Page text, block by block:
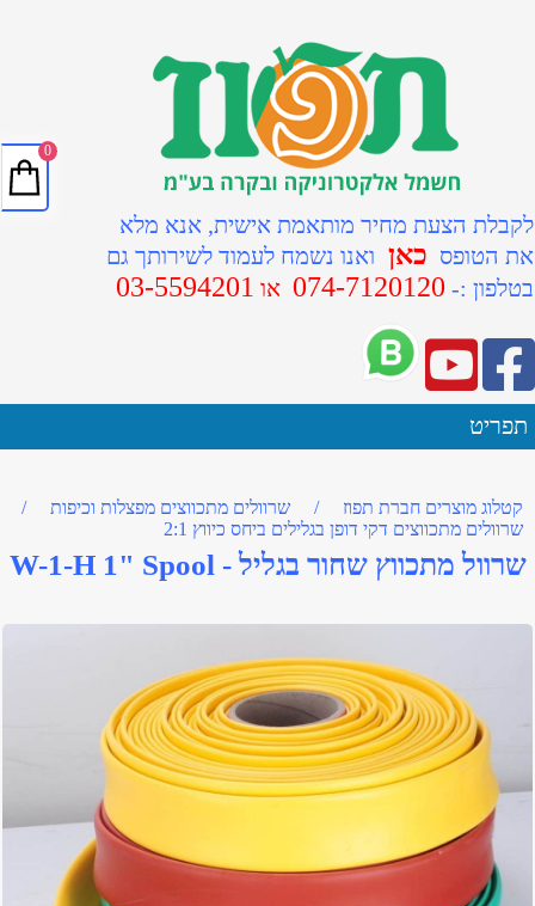
לקבלת הצעת מחיר מותאמת אישית, אנא מלא
את הטופס כאן ואנו נשמח לעמוד לשירותך גם
בטלפון :- 074-7120120 או 03-5594201
תפריט
קטלוג מוצרים חברת תפוז / שרוולים מתכווצים מפצלות וכיפות
/
שרוולים מתכווצים דקי דופן בגלילים ביחס כיווץ 2:1
שרוול מתכווץ שחור בגליל - W-1-H 1" Spool
0